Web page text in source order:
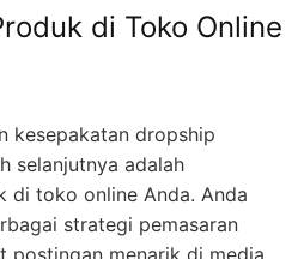
di Toko Online
kesepakatan dropship
selanjutnya adalah
di toko online Anda. Anda
strategi pemasaran